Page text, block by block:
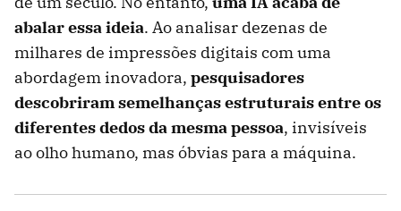
abalar essa ideia. Ao analisar dezenas de
milhares de impressões digitais com uma
abordagem inovadora, pesquisadores
descobriram semelhanças estruturais entre os
diferentes dedos da mesma pessoa, invisíveis
ao olho humano, mas óbvias para a máquina.